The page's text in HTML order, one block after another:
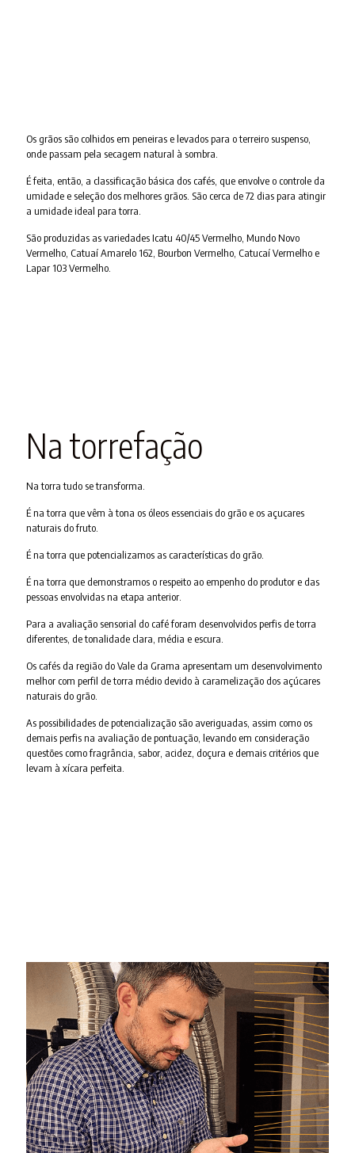
Os grãos são colhidos em peneiras e levados para o terreiro suspenso,
onde passam pela secagem natural à sombra.
É feita, então, a classificação básica dos cafés, que envolve o controle da
umidade e seleção dos melhores grãos. São cerca de 72 dias para atingir
a umidade ideal para torra.
São produzidas as variedades Icatu 40/45 Vermelho, Mundo Novo
Vermelho, Catuaí Amarelo 162, Bourbon Vermelho, Catucaí Vermelho e
Lapar 103 Vermelho.
Na torrefação
Na torra tudo se transforma.
É na torra que vêm à tona os óleos essenciais do grão e os açucares
naturais do fruto.
É na torra que potencializamos as características do grão.
É na torra que demonstramos o respeito ao empenho do produtor e das
pessoas envolvidas na etapa anterior.
Para a avaliação sensorial do café foram desenvolvidos perfis de torra
diferentes, de tonalidade clara, média e escura.
Os cafés da região do Vale da Grama apresentam um desenvolvimento
melhor com perfil de torra médio devido à caramelização dos açúcares
naturais do grão.
As possibilidades de potencialização são averiguadas, assim como os
demais perfis na avaliação de pontuação, levando em consideração
questões como fragrância, sabor, acidez, doçura e demais critérios que
levam à xícara perfeita.